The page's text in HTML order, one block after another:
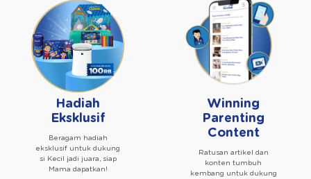
Hadiah
Eksklusif
Beragam hadiah
eksklusif untuk dukung
si Kecil jadi juara, siap
Mama dapatkan!
Winning
Parenting
Content
Ratusan artikel dan
konten tumbuh
kembang untuk dukung